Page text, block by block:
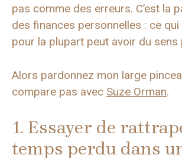
pas comme des erreurs. C’est la
des finances personnelles : ce
pour la plupart peut avoir du sens
Alors pardonnez mon large
compare pas avec Suze Orman.
1. Essayer de
temps perdu dans